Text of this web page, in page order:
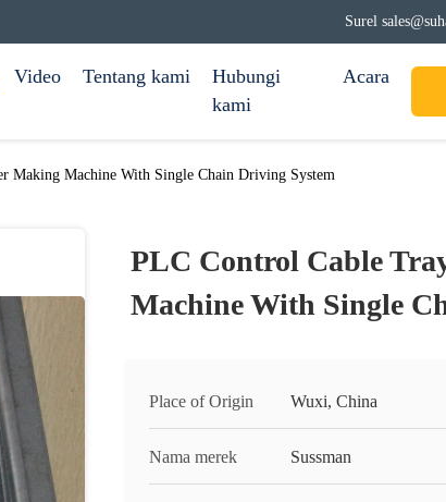
Surel
Video Tentang kami
Hubungi
kami
Acara
Making Machine With Single Chain Driving System
PLC Control Cable
Machine With Single
Place of Origin Wuxi, China
Nama merek Sussman